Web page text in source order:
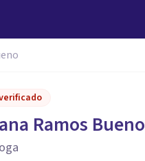
Ramos Bueno